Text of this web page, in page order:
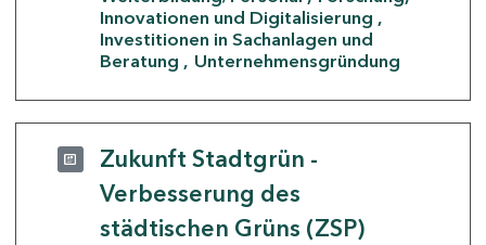
Innovationen und Digitalisierung
Investitionen in Sachanlagen und
Beratung
Unternehmensgründung
Zukunft Stadtgrün -
Verbesserung des
städtischen Grüns (ZSP)